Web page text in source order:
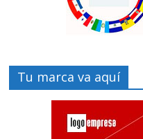
Tu marca va aquí